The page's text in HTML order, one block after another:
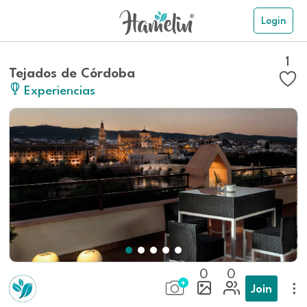
Login
Tejados de Córdoba
Experiencias
1
0 0
Join